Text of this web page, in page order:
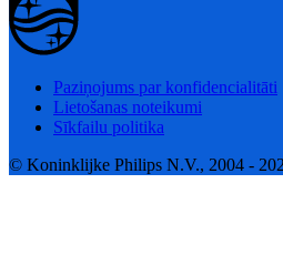
Paziņojums par konfidencialitāti
Lietošanas noteikumi
Sīkfailu politika
© Koninklijke Philips N.V., 2004 -